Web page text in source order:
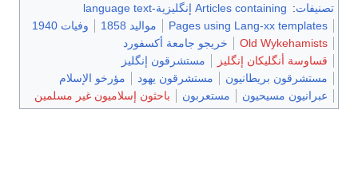
تصنيفات: Articles containing إنگليزية-language text
Pages using Lang-xx templates
مواليد 1858
وفيات 1940
Old Wykehamists
خريجو جامعة أكسفورد
قساوسة أنگليكان إنگليز
مستشرقون إنگليز
مستشرقون بريطانيون
مستشرقون يهود
مؤرخو الإسلام
عبرانيون مسيحيون
مستعربون باحثون إسلاميون غير مسلمين